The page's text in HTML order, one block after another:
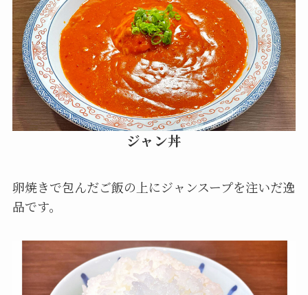
ジャン丼
卵焼きで包んだご飯の上にジャンスープを注いだ逸
品です。